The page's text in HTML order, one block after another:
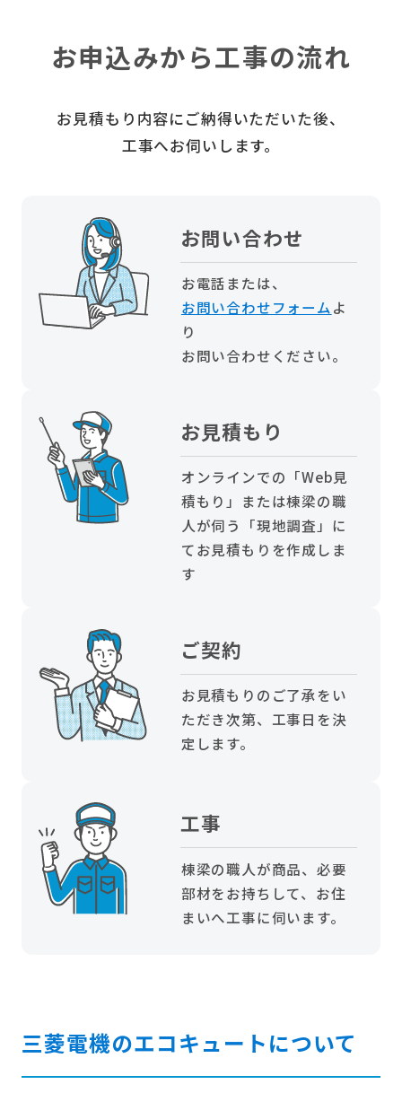
お申込みから工事の流れ
お見積もり内容にご納得いただいた後、
工事へお伺いします。
お問い合わせ
お電話または、
お問い合わせフォーム よ
り
お問い合わせください。
お見積もり
オンラインでの「Web見
積もり」または棟梁の職
人が伺う「現地調査」に
てお見積もりを作成しま
す
ご契約
お見積もりのご了承をい
ただき次第、工事日を決
定します。
工事
棟梁の職人が商品、必要
部材をお持ちして、お住
まいへ工事に伺います。
三菱電機のエコキュートについて